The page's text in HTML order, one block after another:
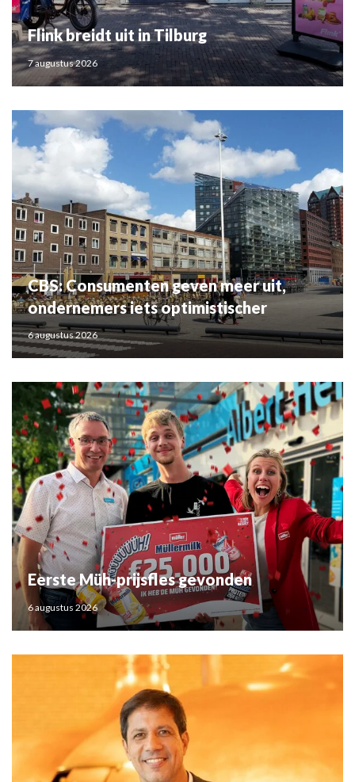
Flink breidt uit in Tilburg
7 augustus 2026
CBS: Consumenten geven meer uit,
ondernemers iets optimistischer
6 augustus 2026
Eerste Müh-prijsfles gevonden
6 augustus 2026